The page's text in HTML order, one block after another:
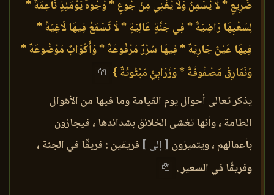
ضَرِيعٍ * لَا يُسْمِنُ وَلَا يُغْنِي مِنْ جُوعٍ * وُجُوهٌ يَوْمَئِذٍ نَاعِمَةٌ *
لِسَعْيِهَا رَاضِيَةٌ * فِي جَنَّةٍ عَالِيَةٍ * لَا تَسْمَعُ فِيهَا لَاغِيَةً *
فِيهَا عَيْنٌ جَارِيَةٌ * فِيهَا سُرُرٌ مَرْفُوعَةٌ * وَأَكْوَابٌ مَوْضُوعَةٌ *
وَنَمَارِقُ مَصْفُوفَةٌ * وَزَرَابِيُّ مَبْثُوثَةٌ }
يذكر تعالى أحوال يوم القيامة وما فيها من الأهوال
الطامة ، وأنها تغشى الخلائق بشدائدها ، فيجازون
بأعمالهم ، ويتميزون [ إلى ] فريقين : فريقًا في الجنة ،
وفريقًا في السعير .